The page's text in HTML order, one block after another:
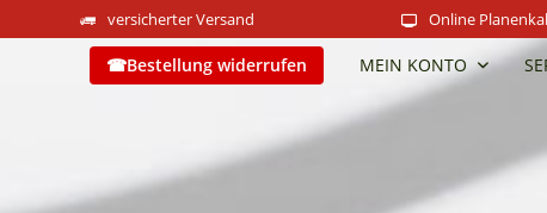
versicherter Versand Online
Bestellung widerrufen MEIN KONTO